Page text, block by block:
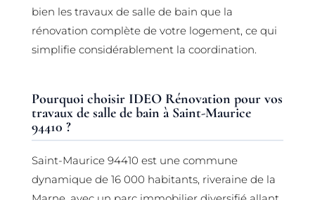
bien les travaux de salle de bain que la
rénovation complète de votre logement, ce qui
simplifie considérablement la coordination.
Pourquoi choisir IDEO Rénovation pour vos
travaux de salle de bain à Saint-Maurice
94410 ?
Saint-Maurice 94410 est une commune
dynamique de 16 000 habitants, riveraine de la